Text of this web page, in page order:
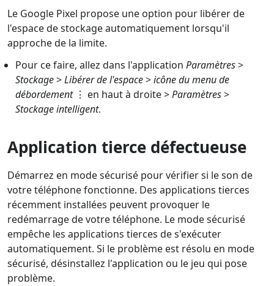
Le Google Pixel propose une option pour libérer de
l'espace de stockage automatiquement lorsqu'il
approche de la limite.
Pour ce faire, allez dans l'application Paramètres>
Stockage>Libérer de l'espace>icône du menu de
débordement⋮ en haut à droite >Paramètres>
Stockage intelligent.
Application tierce défectueuse
Démarrez en mode sécurisé pour vérifier si le son de
votre téléphone fonctionne. Des applications tierces
récemment installées peuvent provoquer le
redémarrage de votre téléphone. Le mode sécurisé
empêche les applications tierces de s'exécuter
automatiquement. Si le problème est résolu en mode
sécurisé, désinstallez l'application ou le jeu qui pose
problème.